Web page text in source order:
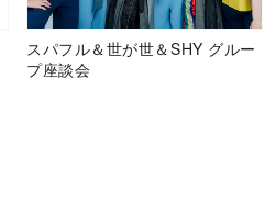
スパフル＆世が世＆SHY グルー
プ座談会